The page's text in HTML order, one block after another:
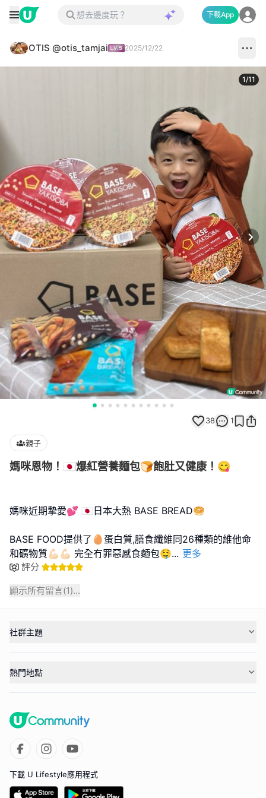
下載App
OTIS @otis_tamjai 2025/12/22
1/11
38 1
親子
媽咪恩物！🇯🇵爆紅營養麵包🍞飽肚又健康！😋
媽咪近期摯愛💕 🇯🇵日本大熱 BASE BREAD🥯
BASE FOOD提供了🥚蛋白質,膳食纖維同26種類的維他命
和礦物質💪🏻💪🏻 完全冇罪惡感食麵包🤤... 更多
評分
顯示所有留言(1)...
社群主題
熱門地點
下載 U Lifestyle應用程式